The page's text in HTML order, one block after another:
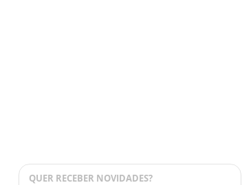
QUER RECEBER NOVIDADES?